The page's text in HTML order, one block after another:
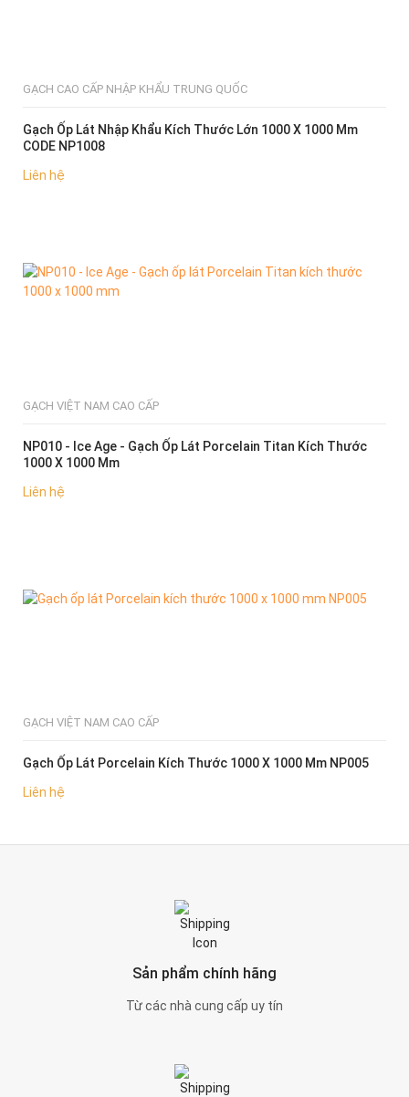
GẠCH CAO CẤP NHẬP KHẨU TRUNG QUỐC
Gạch Ốp Lát Nhập Khẩu Kích Thước Lớn 1000 X 1000 Mm
CODE NP1008
Liên hệCHỌN MUA
GẠCH VIỆT NAM CAO CẤP
NP010 - Ice Age - Gạch Ốp Lát Porcelain Titan Kích Thước
1000 X 1000 Mm
Liên hệCHỌN MUA
GẠCH VIỆT NAM CAO CẤP
Gạch Ốp Lát Porcelain Kích Thước 1000 X 1000 Mm NP005
Liên hệCHỌN MUA
Sản phẩm chính hãng
Từ các nhà cung cấp uy tín